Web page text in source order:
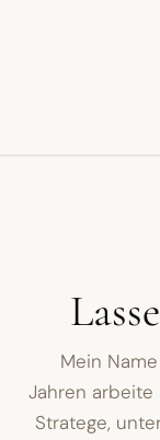
Mein
Jahren arbeite
Stratege,